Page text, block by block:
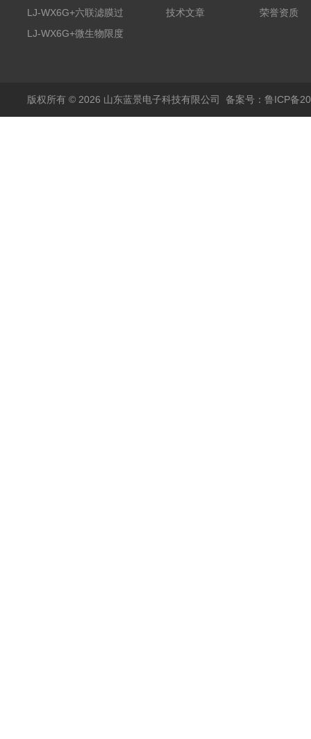
限度仪
LJ-WX6G+六联滤膜过
滤器
LJ-WX6G+微生物限度
技术文章
荣誉资质
版权所有 © 2026 山东蓝景电子科技有限公司 备案号：鲁ICP备